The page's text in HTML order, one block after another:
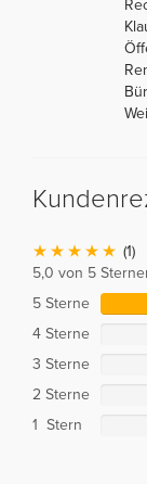
(1)
5,0 von 5
5 Sterne
4 Sterne
3 Sterne
2 Sterne
1 Stern